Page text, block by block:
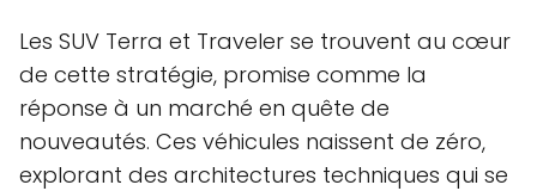
Les SUV Terra et Traveler se trouvent au cœur
de cette stratégie, promise comme la
réponse à un marché en quête de
nouveautés. Ces véhicules naissent de zéro,
explorant des architectures techniques qui se